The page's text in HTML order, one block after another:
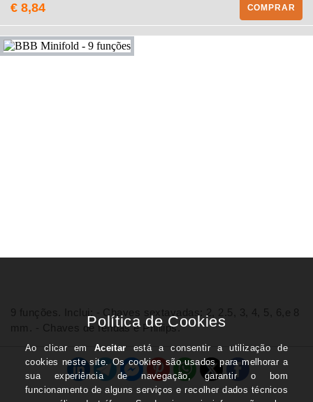
€ 8,84 COMPRAR
9 funções. Inclui: - Chaves sextavadas: 2, 2.5, 3, 4, 5, 6,e 8
mm. - Chaves de fendas e Phillips.